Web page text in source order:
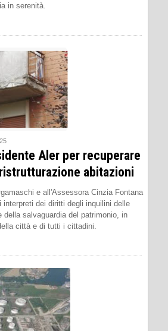
in serenità.
Aler per recuperare
abitazioni
e all'Assessora Cinzia Fontana
dei diritti degli inquilini delle
della salvaguardia del patrimonio, in
città e di tutti i cittadini.